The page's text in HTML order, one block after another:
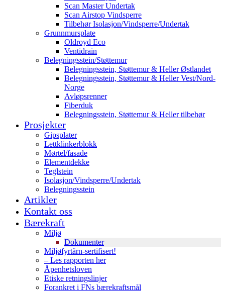
Scan Master Undertak
Scan Airstop Vindsperre
Tilbehør Isolasjon/Vindsperre/Undertak
Grunnmursplate
Oldroyd Eco
Ventidrain
Belegningsstein/Støttemur
Belegningsstein, Støttemur & Heller Østlandet
Belegningsstein, Støttemur & Heller Vest/Nord-
Norge
Avløpsrenner
Fiberduk
Belegningsstein, Støttemur & Heller tilbehør
Prosjekter
Gipsplater
Lettklinkerblokk
Mørtel/fasade
Elementdekke
Teglstein
Isolasjon/Vindsperre/Undertak
Belegningsstein
Artikler
Kontakt oss
Bærekraft
Miljø
Dokumenter
Miljøfyrtårn-sertifisert!
– Les rapporten her
Åpenhetsloven
Etiske retningslinjer
Forankret i FNs bærekraftsmål